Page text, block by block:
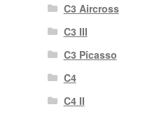
C3 Aircross
C3 III
C3 Picasso
C4
C4 II